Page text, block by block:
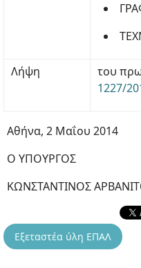
Λήψη του
1227/
Αθήνα, 2 Μαΐου 2014
Ο ΥΠΟΥΡΓΟΣ
ΚΩΝΣΤΑΝΤΙΝΟΣ
Εξεταστέα ύλη ΕΠΑΛ